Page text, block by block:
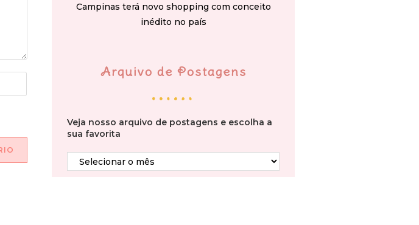
Campinas terá novo shopping com conceito
inédito no país
Arquivo de Postagens
Veja nosso arquivo de postagens e escolha a
sua favorita